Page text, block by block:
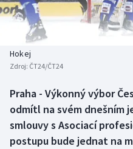
Baseball a softbal
Basketbal
Biatlon
Boby a skeleton
Box
Soutěže
Historické návraty
Aplikace ČT sport
AZ kvíz
Hokej
Zdroj: ČT24/ČT24
Praha - Výkonný výbor
odmítl na svém dnešním
smlouvy s Asociací
postupu bude jednat na